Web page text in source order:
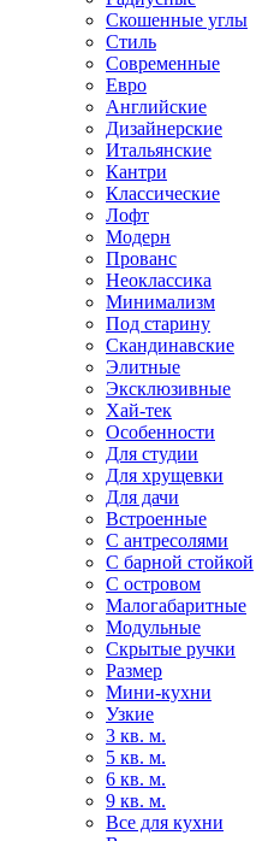
Скошенные углы
Стиль
Современные
Евро
Английские
Дизайнерские
Итальянские
Кантри
Классические
Лофт
Модерн
Прованс
Неоклассика
Минимализм
Под старину
Скандинавские
Элитные
Эксклюзивные
Хай-тек
Особенности
Для студии
Для хрущевки
Для дачи
Встроенные
С антресолями
С барной стойкой
С островом
Малогабаритные
Модульные
Скрытые ручки
Размер
Мини-кухни
Узкие
3 кв. м.
5 кв. м.
6 кв. м.
9 кв. м.
Все для кухни